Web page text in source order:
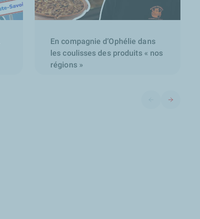
En compagnie d’Ophélie dans
les coulisses des produits « nos
régions »
Diapositive